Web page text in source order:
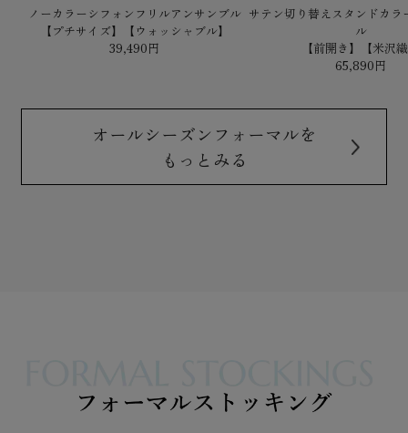
ノーカラーシフォンフリルアンサンブル
【プチサイズ】【ウォッシャブル】
39,490円
サテン切り替えスタンドカラ
ル
【前開き】【米沢
65,890円
オールシーズンフォーマルを
もっとみる